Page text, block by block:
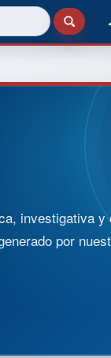
investigativa y
por